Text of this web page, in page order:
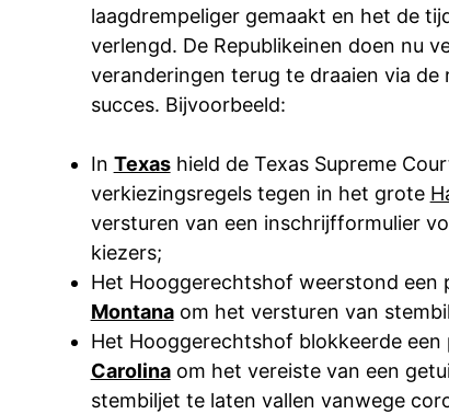
laagdrempeliger gemaakt en het de
verlengd. De Republikeinen doen nu
veranderingen terug te draaien via
succes. Bijvoorbeeld:
In Texashield de Texas Supreme
verkiezingsregels tegen in het grote
versturen van een inschrijfformulier
kiezers;
Het Hooggerechtshof weerstond een
Montanaom het versturen van
Het Hooggerechtshof blokkeerde
Carolinaom het vereiste van een
stembiljet te laten vallen vanwege